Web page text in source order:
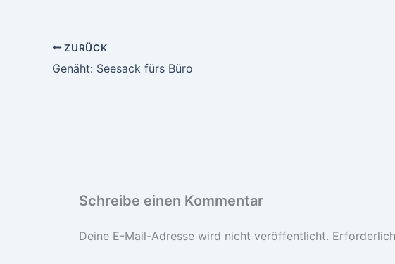
ZURÜCK
Genäht: Seesack fürs Büro
Schreibe einen Kommentar
Deine E-Mail-Adresse wird nicht veröffentlicht.